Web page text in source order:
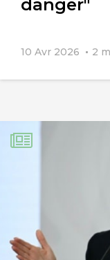
danger"
10 Avr 2026 2